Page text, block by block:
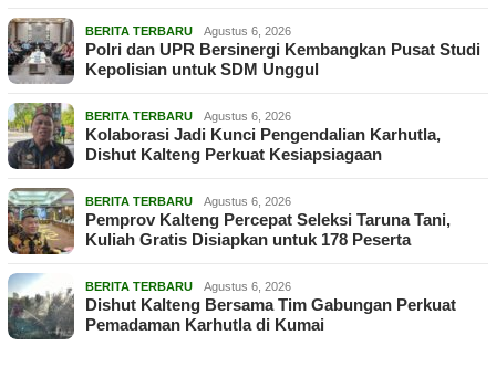
BERITA TERBARU Agustus 6, 2026
Polri dan UPR Bersinergi Kembangkan Pusat Studi
Kepolisian untuk SDM Unggul
BERITA TERBARU Agustus 6, 2026
Kolaborasi Jadi Kunci Pengendalian Karhutla,
Dishut Kalteng Perkuat Kesiapsiagaan
BERITA TERBARU Agustus 6, 2026
Pemprov Kalteng Percepat Seleksi Taruna Tani,
Kuliah Gratis Disiapkan untuk 178 Peserta
BERITA TERBARU Agustus 6, 2026
Dishut Kalteng Bersama Tim Gabungan Perkuat
Pemadaman Karhutla di Kumai